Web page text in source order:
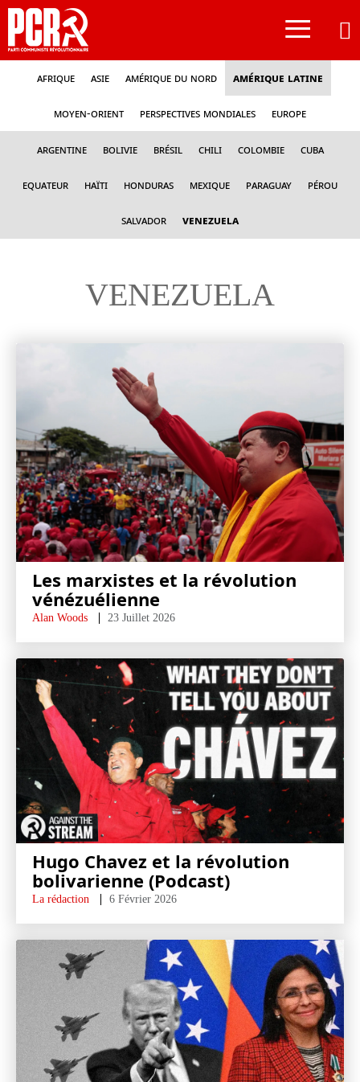
≡
Afrique Asie Amérique du nord Amérique latine
Moyen-Orient Perspectives mondiales Europe
Argentine Bolivie Brésil Chili Colombie Cuba
Equateur Haïti Honduras Mexique Paraguay Pérou
Salvador Venezuela
VENEZUELA
Les marxistes et la révolution
vénézuélienne
Alan Woods 23 Juillet 2026
Hugo Chavez et la révolution
bolivarienne (Podcast)
La rédaction 6 Février 2026